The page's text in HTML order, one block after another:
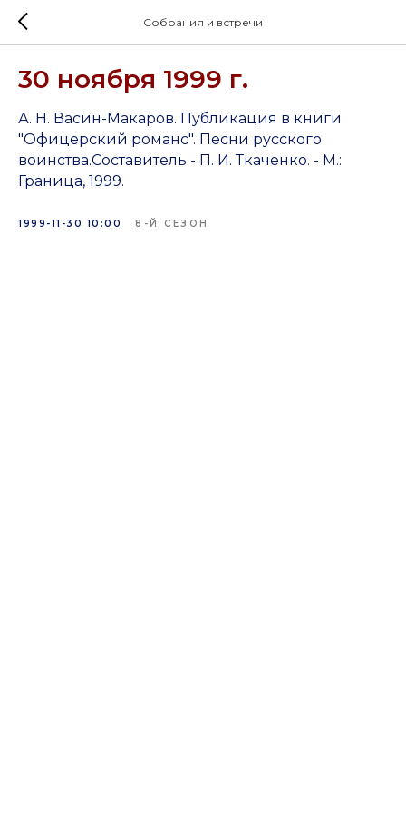
Собрания и встречи
30 ноября 1999 г.
А. Н. Васин-Макаров. Публикация в книги
"Офицерский романс". Песни русского
воинства.Составитель - П. И. Ткаченко. - М.:
Граница, 1999.
1999-11-30 10:00 8-Й СЕЗОН